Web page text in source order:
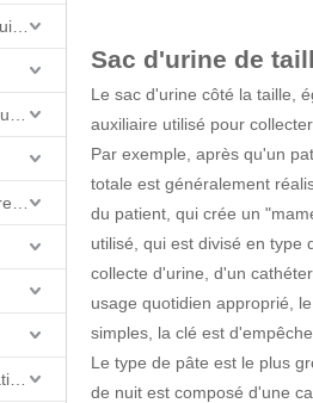
Sac d'urine de
Le sac d'urine côté la taille,
auxiliaire utilisé pour
Par exemple, après qu'un
totale est généralement
du patient, qui crée un
utilisé, qui est divisé en type
collecte d'urine, d'un
usage quotidien approprié,
simples, la clé est
Le type de pâte est le plus
de nuit est composé d'une